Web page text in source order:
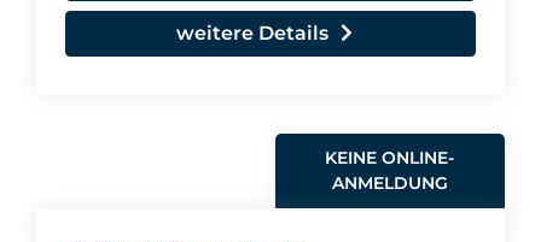
weitere Details
KEINE ONLINE-
ANMELDUNG